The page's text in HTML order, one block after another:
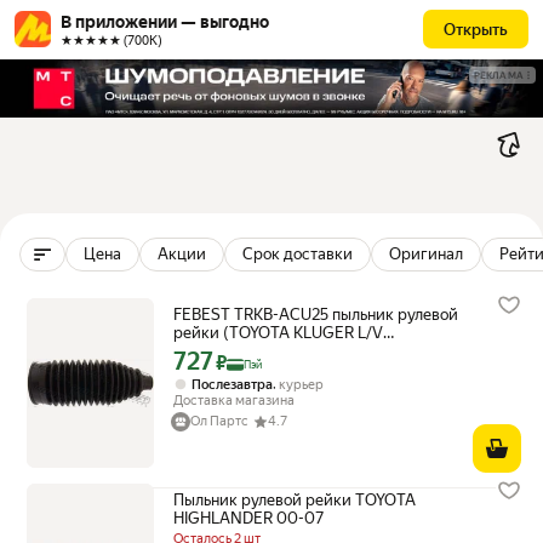
В приложении — выгодно
★★★★★ (700К)
Открыть
РЕКЛАМА
Цена Акции Срок доставки Оригинал
FEBEST TRKB-ACU25 пыльник рулевой
рейки (TOYOTA KLUGER L/V
ACU25/MCU25 4WD 2000-2007) FEBEST
Цена с картой Яндекс Пэй 727 ₽ вместо
727₽ Пэй
Послезавтра, курьер
Доставка магазина
Ол Партс
4.7
Пыльник рулевой рейки TOYOTA
HIGHLANDER 00-07
Осталось 2 шт